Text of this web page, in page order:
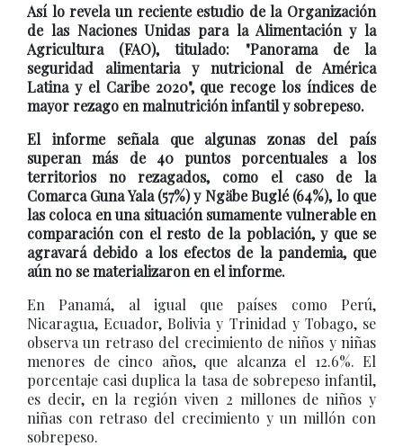
Así lo revela un reciente estudio de la Organización
de las Naciones Unidas para la Alimentación y la
Agricultura (FAO), titulado: "Panorama de la
seguridad alimentaria y nutricional de América
Latina y el Caribe 2020", que recoge los índices de
mayor rezago en malnutrición infantil y sobrepeso.
El informe señala que algunas zonas del país
superan más de 40 puntos porcentuales a los
territorios no rezagados, como el caso de la
Comarca Guna Yala (57%) y Ngäbe Buglé (64%), lo que
las coloca en una situación sumamente vulnerable en
comparación con el resto de la población, y que se
agravará debido a los efectos de la pandemia, que
aún no se materializaron en el informe.
En Panamá, al igual que países como Perú,
Nicaragua, Ecuador, Bolivia y Trinidad y Tobago, se
observa un retraso del crecimiento de niños y niñas
menores de cinco años, que alcanza el 12.6%. El
porcentaje casi duplica la tasa de sobrepeso infantil,
es decir, en la región viven 2 millones de niños y
niñas con retraso del crecimiento y un millón con
sobrepeso.